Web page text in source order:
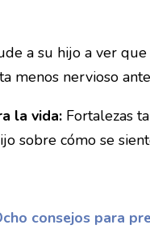
a su hijo a ver
menos nervioso
la vida: Fortalezas
sobre cómo se
consejos para